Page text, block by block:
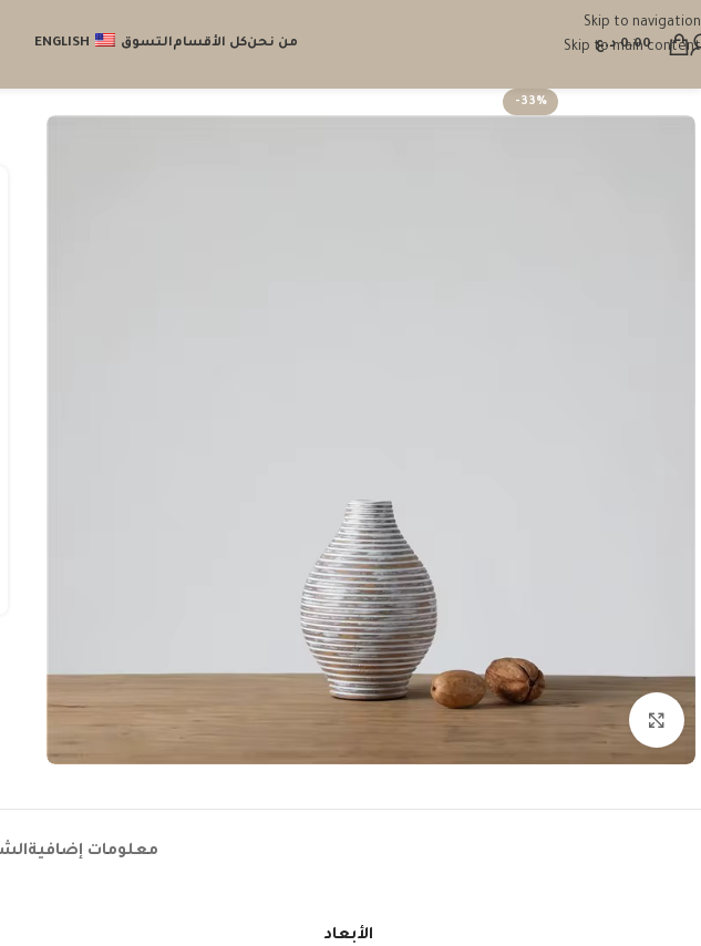
Skip to navigation
Skip to main content
0.00 د.ع من نحنكل الأقسامالتسوق ENGLISH
-33%
معلومات إضافية
الأبعاد